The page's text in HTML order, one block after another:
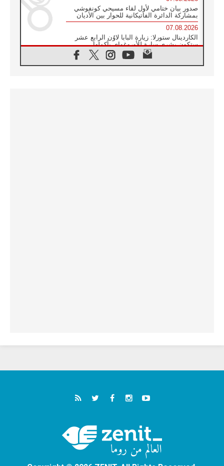
صدور بيان ختامي لأول لقاء مسيحي كونفوشي
بمشاركة الدائرة الفاتيكانية للحوار بين الأديان
07.08.2026
الكاردينال ستورلا: زيارة البابا لاوُن الرابع عشر
ستكون بشرى سارة للأوروغواي بأكملها
الفاتيكان يعلن برنامج الزيارة الرسولية للبابا لاوُن